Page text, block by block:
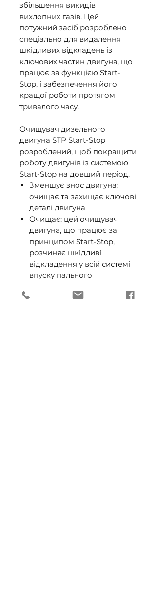
збільшення викидів
вихлопних газів. Цей
потужний засіб розроблено
спеціально для видалення
шкідливих відкладень із
ключових частин двигуна, що
працює за функцією Start-
Stop, і забезпечення його
кращої роботи протягом
тривалого часу.
Очищувач дизельного
двигуна STP Start-Stop
розроблений, щоб покращити
роботу двигунів із системою
Start-Stop на довший період.
Зменшує знос двигуна:
очищає та захищає ключові
деталі двигуна
Очищає: цей очищувач
двигуна, що працює за
принципом Start-Stop,
розчиняє шкідливі
відкладення у всій системі
впуску пального
двигун може зменшити